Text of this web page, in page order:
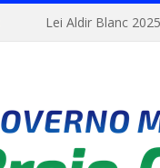
Lei Aldir Blanc 2025